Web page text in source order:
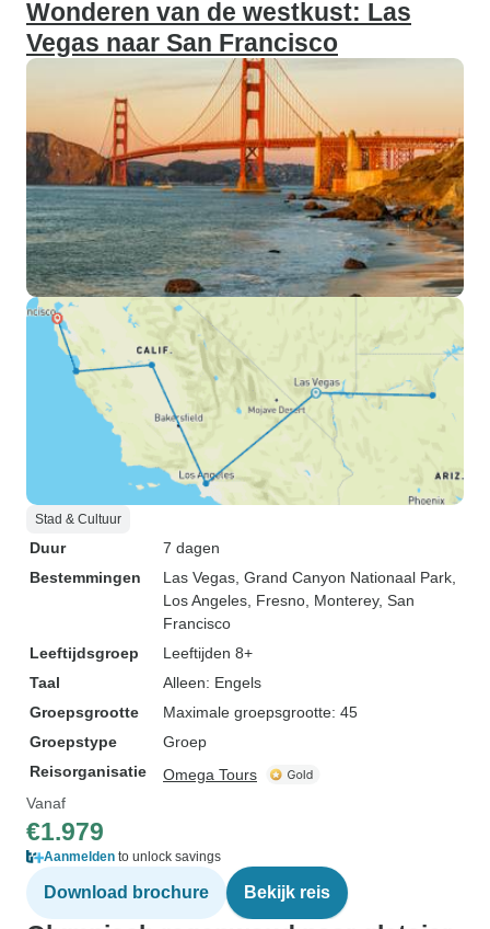
Wonderen van de westkust: Las
Vegas naar San Francisco
Stad & Cultuur
Duur
7 dagen
Bestemmingen
Las Vegas , Grand Canyon Nationaal Park
Los Angeles , Fresno , Monterey, San
Francisco
Leeftijdsgroep
Leeftijden 8+
Taal
Alleen: Engels
Groepsgrootte
Maximale groepsgrootte: 45
Groepstype
Groep
Reisorganisatie
Omega Tours
Vanaf
€1.979
Aanmelden to unlock savings
Download brochure Bekijk reis